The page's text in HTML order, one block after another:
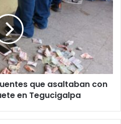
que asaltaban con
en Tegucigalpa